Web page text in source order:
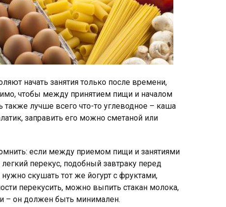
начать занятия только после времени,
чтобы между принятием пищи и началом
лучше всего что-то углеводное – каша
заправить его можно сметаной или
если между приемом пищи и занятиями
перекус, подобный завтраку перед
скушать тот же йогурт с фруктами,
перекусить, можно выпить стакан молока,
– он должен быть минимален.